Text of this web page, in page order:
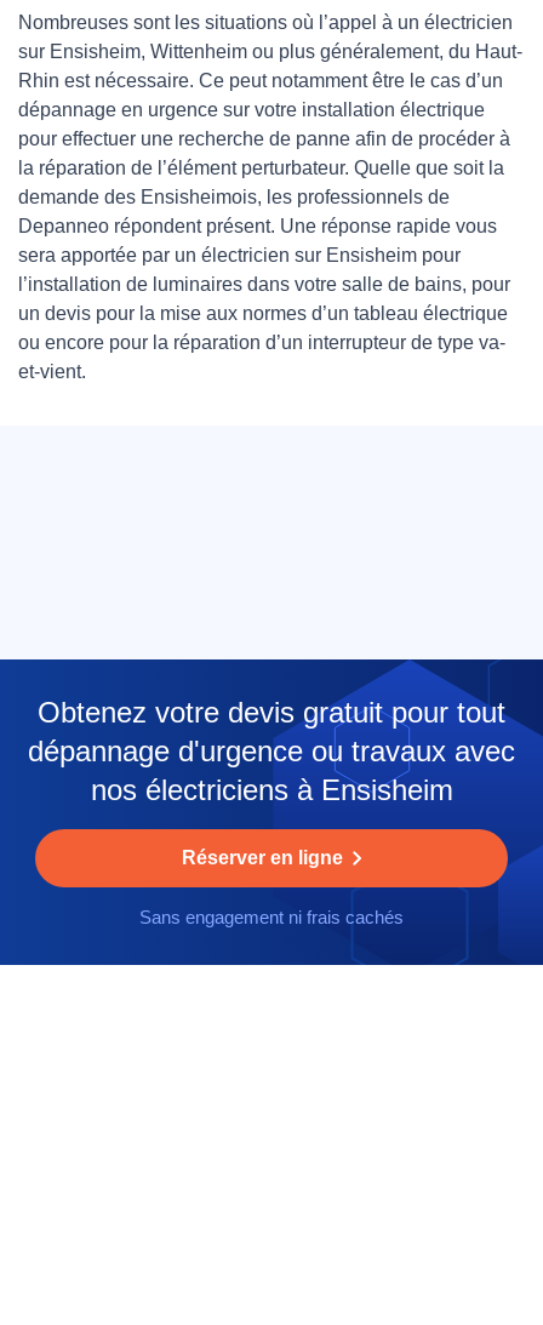
Nombreuses sont les situations où l’appel à un électricien
sur Ensisheim, Wittenheim ou plus généralement, du Haut-
Rhin est nécessaire. Ce peut notamment être le cas d’un
dépannage en urgence sur votre installation électrique
pour effectuer une recherche de panne afin de procéder à
la réparation de l’élément perturbateur. Quelle que soit la
demande des Ensisheimois, les professionnels de
Depanneo répondent présent. Une réponse rapide vous
sera apportée par un électricien sur Ensisheim pour
l’installation de luminaires dans votre salle de bains, pour
un devis pour la mise aux normes d’un tableau électrique
ou encore pour la réparation d’un interrupteur de type va-
et-vient.
Obtenez votre devis gratuit pour tout
dépannage d'urgence ou travaux avec
nos électriciens à Ensisheim
Réserver en ligne
Sans engagement ni frais cachés